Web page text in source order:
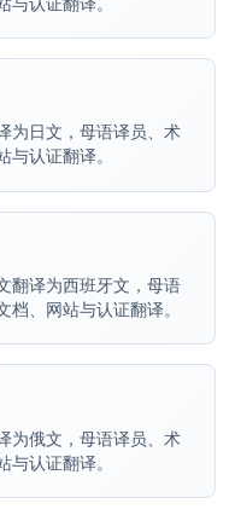
为日文，母语译员、术
认证翻译。
翻译为西班牙文，母语
、网站与认证翻译。
为俄文，母语译员、术
认证翻译。